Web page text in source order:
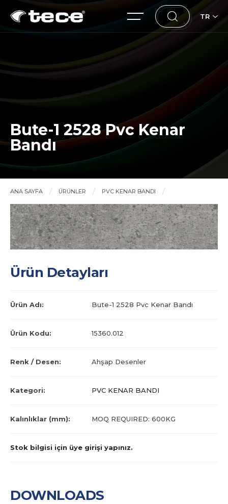
TR
Bute-1 2528 Pvc Kenar
Bandı
ANA SAYFA ÜRÜNLER PVC KENAR BANDI
Bute-1 2528 Pvc Kenar Bandı
Ürün Detayları
Ürün Adı: Bute-1 2528 Pvc Kenar Bandı
Ürün Kodu: 15360.012
Renk / Desen: Ahşap Desenler
Kategori: PVC KENAR BANDI
Kalınlıklar (mm): MOQ REQUIRED: 600KG
Stok bilgisi için üye girişi yapınız.
DOWNLOADS